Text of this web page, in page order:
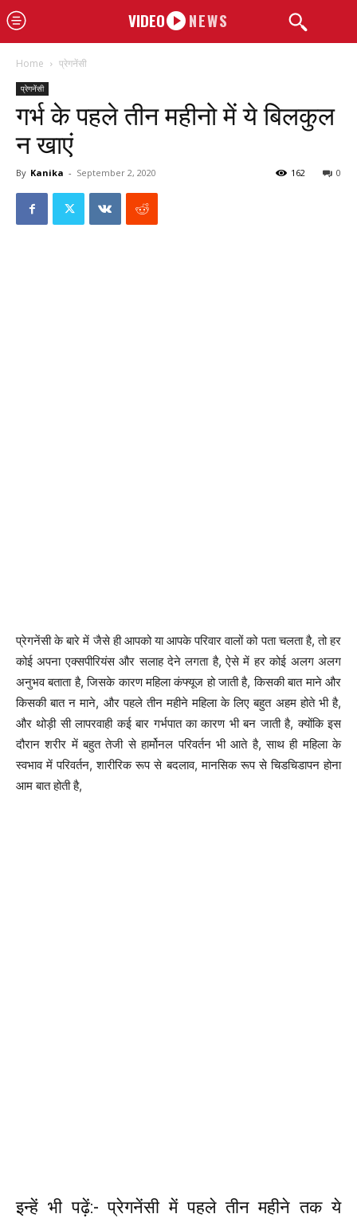
VIDEO NEWS
Home प्रेगनेंसी
प्रेगनेंसी
गर्भ के पहले तीन महीनो में ये बिलकुल
न खाएं
By Kanika - September 2, 2020 0
162
प्रेगनेंसी के बारे में जैसे ही आपको या आपके परिवार वालों को पता चलता है, तो हर
कोई अपना एक्सपीरियंस और सलाह देने लगता है, ऐसे में हर कोई अलग अलग
अनुभव बताता है, जिसके कारण महिला कंफ्यूज हो जाती है, किसकी बात माने और
किसकी बात न माने, और पहले तीन महीने महिला के लिए बहुत अहम होते भी है,
और थोड़ी सी लापरवाही कई बार गर्भपात का कारण भी बन जाती है, क्योंकि इस
दौरान शरीर में बहुत तेजी से हार्मोनल परिवर्तन भी आते है, साथ ही महिला के
स्वभाव में परिवर्तन, शारीरिक रूप से बदलाव, मानसिक रूप से चिडचिडापन होना
आम बात होती है,
इन्हें भी पढ़ें:- प्रेगनेंसी में पहले तीन महीने तक ये